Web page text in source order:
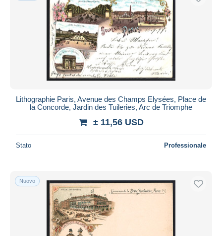
Lithographie Paris, Avenue des Champs Elysées, Place de
la Concorde, Jardin des Tuileries, Arc de Triomphe
± 11,56 USD
Stato Professionale
Nuovo